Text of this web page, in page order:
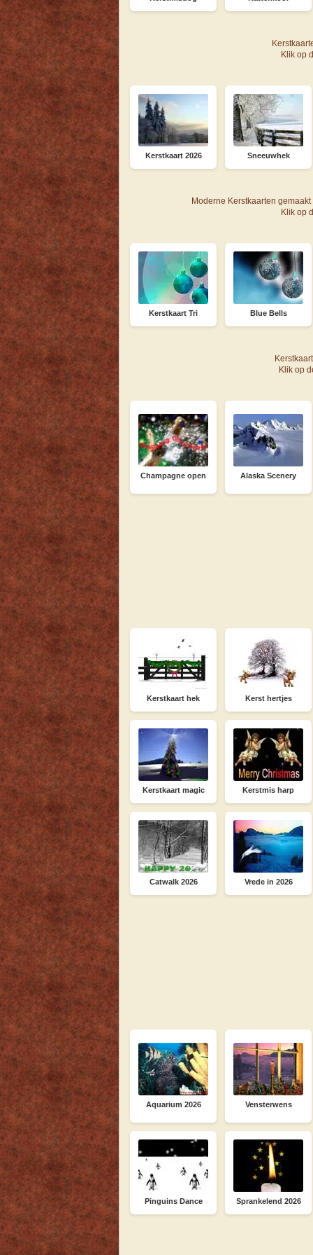
Klik op
Kerstkaart 2026 Sneeuwhek
Moderne Kerstkaarten
Klik op
Kerstkaart Tri Blue Bells
Klik op
Champagne open Alaska Scenery
Kerstkaart hek Kerst hertjes
Kerstkaart magic Kerstmis harp
Catwalk 2026 Vrede in 2026
Aquarium 2026 Vensterwens
Pinguins Dance Sprankelend 2026